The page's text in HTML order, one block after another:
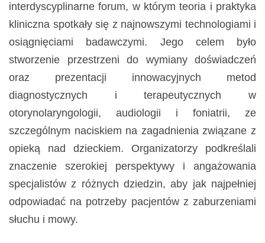
interdyscyplinarne forum, w którym teoria i praktyka
kliniczna spotkały się z najnowszymi technologiami i
osiągnięciami badawczymi. Jego celem było
stworzenie przestrzeni do wymiany doświadczeń
oraz prezentacji innowacyjnych metod
diagnostycznych i terapeutycznych w
otorynolaryngologii, audiologii i foniatrii, ze
szczególnym naciskiem na zagadnienia związane z
opieką nad dzieckiem. Organizatorzy podkreślali
znaczenie szerokiej perspektywy i angażowania
specjalistów z różnych dziedzin, aby jak najpełniej
odpowiadać na potrzeby pacjentów z zaburzeniami
słuchu i mowy.